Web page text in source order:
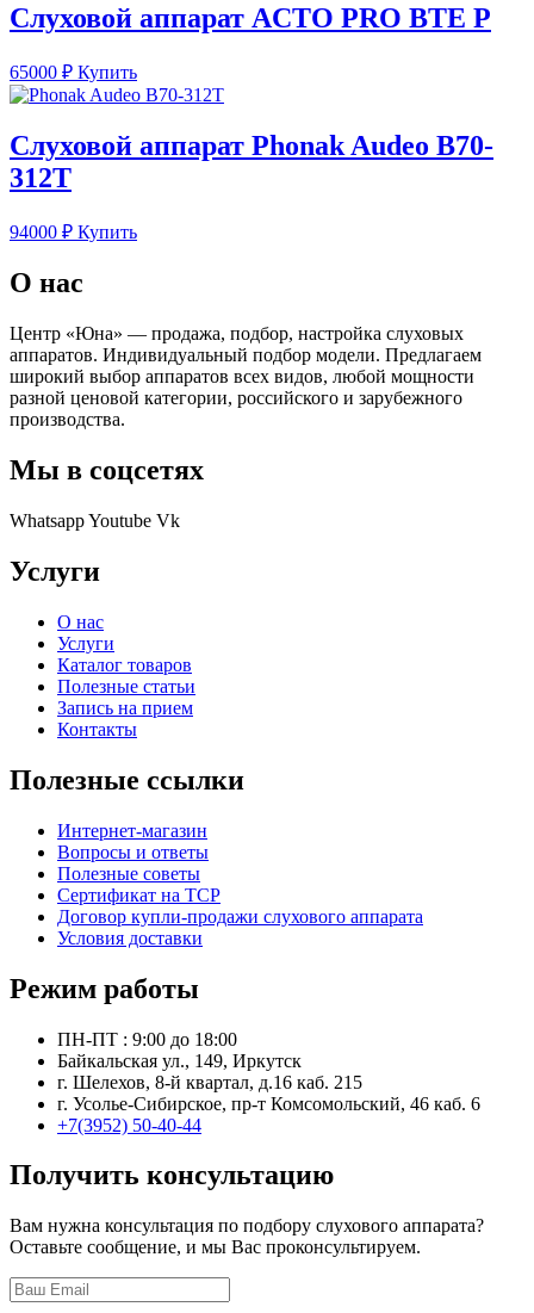
Слуховой аппарат ACTO PRO BTE P
65000 ₽ Купить
Слуховой аппарат Phonak Audeo B70-
312T
94000 ₽ Купить
О нас
Центр «Юна» — продажа, подбор, настройка слуховых
аппаратов. Индивидуальный подбор модели. Предлагаем
широкий выбор аппаратов всех видов, любой мощности
разной ценовой категории, российского и зарубежного
производства.
Мы в соцсетях
WhatsappYoutube Vk
Услуги
О нас
Услуги
Каталог товаров
Полезные статьи
Запись на прием
Контакты
Полезные ссылки
Интернет-магазин
Вопросы и ответы
Полезные советы
Сертификат на ТСР
Договор купли-продажи слухового аппарата
Условия доставки
Режим работы
ПН-ПТ : 9:00 до 18:00
Байкальская ул., 149, Иркутск
г. Шелехов, 8-й квартал, д.16 каб. 215
г. Усолье-Сибирское, пр-т Комсомольский, 46 каб. 6
+7(3952) 50-40-44
Получить консультацию
Вам нужна консультация по подбору слухового аппарата?
Оставьте сообщение, и мы Вас проконсультируем.